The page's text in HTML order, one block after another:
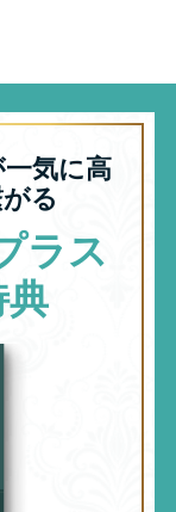
気に高
る
ラス
典